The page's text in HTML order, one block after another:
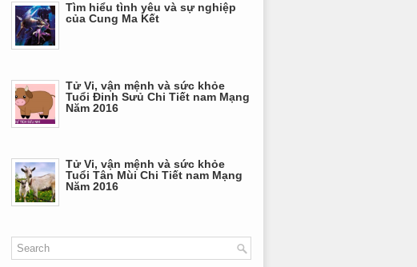
Tìm hiểu tình yêu và sự nghiệp
của Cung Ma Kết
Tử Vi, vận mệnh và sức khỏe
Tuổi Đinh Sưủ Chi Tiết nam Mạng
Năm 2016
Tử Vi, vận mệnh và sức khỏe
Tuổi Tân Mùi Chi Tiết nam Mạng
Năm 2016